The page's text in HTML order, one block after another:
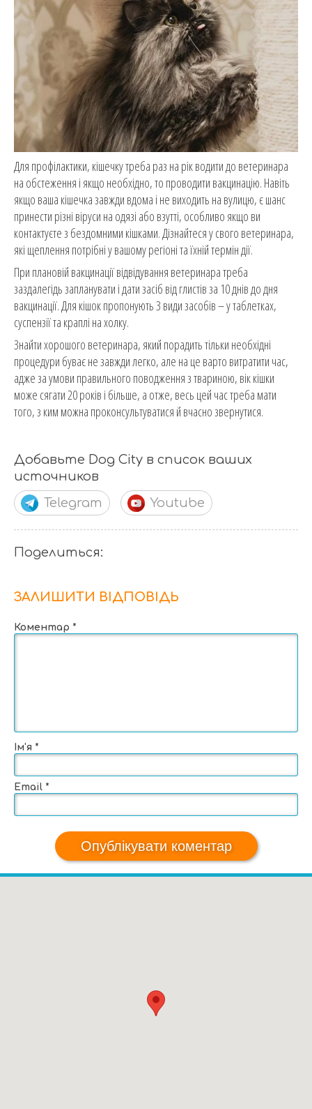
Для профілактики, кішечку треба раз на рік водити до ветеринара
на обстеження і якщо необхідно, то проводити вакцинацію. Навіть
якщо ваша кішечка завжди вдома і не виходить на вулицю, є шанс
принести різні віруси на одязі або взутті, особливо якщо ви
контактуєте з бездомними кішками. Дізнайтеся у свого ветеринара,
які щеплення потрібні у вашому регіоні та їхній термін дії.
При плановій вакцинації відвідування ветеринара треба
заздалегідь запланувати і дати засіб від глистів за 10 днів до дня
вакцинації. Для кішок пропонують 3 види засобів – у таблетках,
суспензії та краплі на холку.
Знайти хорошого ветеринара, який порадить тільки необхідні
процедури буває не завжди легко, але на це варто витратити час,
адже за умови правильного поводження з твариною, вік кішки
може сягати 20 років і більше, а отже, весь цей час треба мати
того, з ким можна проконсультуватися й вчасно звернутися.
Добавьте Dog City в список ваших
источников
Telegram
Youtube
Поделиться:
ЗАЛИШИТИ ВІДПОВІДЬ
Коментар *
Ім'я *
Email *